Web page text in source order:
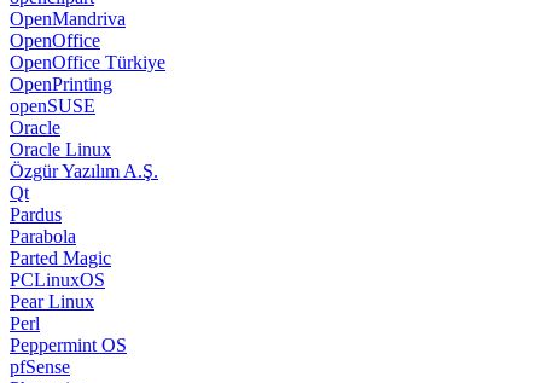
OpenMandriva
OpenOffice
OpenOffice Türkiye
OpenPrinting
openSUSE
Oracle
Oracle Linux
Özgür Yazılım A.Ş.
Qt
Pardus
Parabola
Parted Magic
PCLinuxOS
Pear Linux
Perl
Peppermint OS
pfSense